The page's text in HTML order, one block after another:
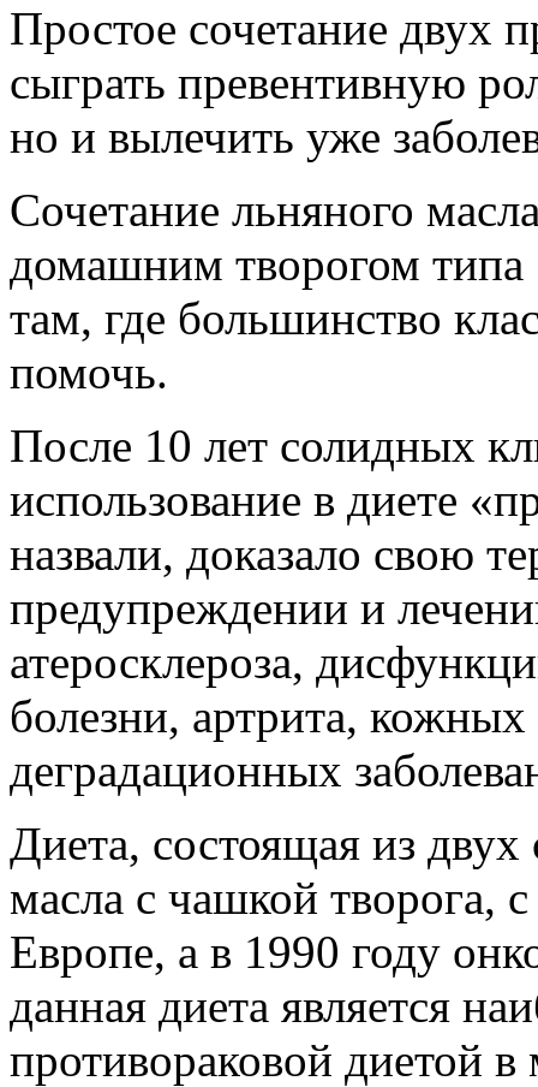
Простое сочетание двух
сыграть превентивную
но и вылечить уже
Сочетание льняного
домашним творогом типа
там, где большинство
помочь.
После 10 лет солидных
использование в диете
назвали, доказало свою
предупреждении и
атеросклероза,
болезни, артрита,
деградационных
Диета, состоящая из
масла с чашкой творога,
Европе, а в 1990 году
данная диета является
противораковой диетой в